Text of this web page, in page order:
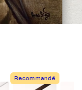
Recommandé